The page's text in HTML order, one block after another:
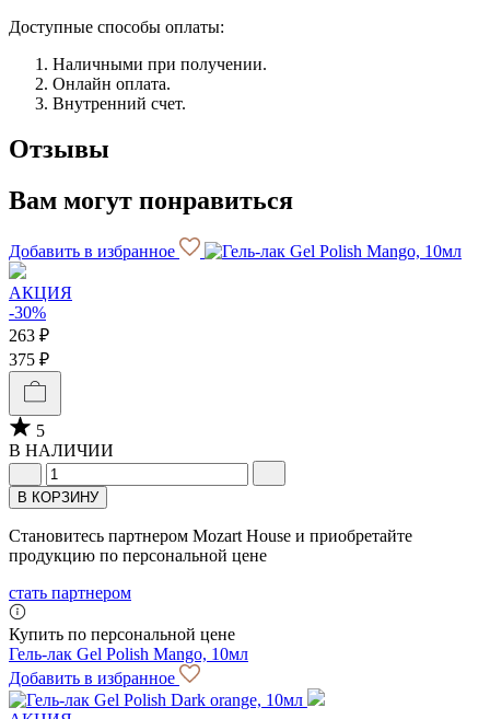
Доступные способы оплаты:
Наличными при получении.
Онлайн оплата.
Внутренний счет.
Отзывы
Вам могут понравиться
Добавить в избранное
АКЦИЯ
-30%
263 ₽
375 ₽
5
В НАЛИЧИИ
В КОРЗИНУ
Становитесь партнером Mozart House и приобретайте
продукцию по персональной цене
стать партнером
Купить по персональной цене
Гель-лак Gel Polish Mango, 10мл
Добавить в избранное